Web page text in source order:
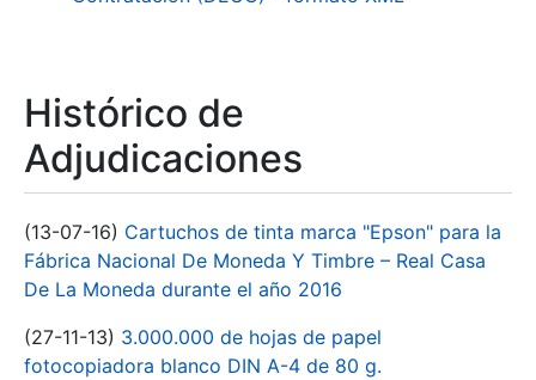
Histórico de
Adjudicaciones
(13-07-16) Cartuchos de tinta marca "Epson" para la
Fábrica Nacional De Moneda Y Timbre – Real Casa
De La Moneda durante el año 2016
(27-11-13) 3.000.000 de hojas de papel
fotocopiadora blanco DIN A-4 de 80 g.